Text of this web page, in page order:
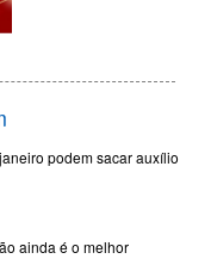
podem sacar auxílio
ainda é o melhor